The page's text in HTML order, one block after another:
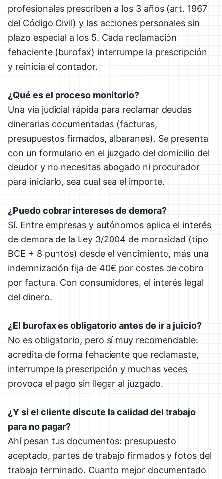
profesionales prescriben a los 3 años (art. 1967
del Código Civil) y las acciones personales sin
plazo especial a los 5. Cada reclamación
fehaciente (burofax) interrumpe la prescripción
y reinicia el contador.
¿Qué es el proceso monitorio?
Una vía judicial rápida para reclamar deudas
dinerarias documentadas (facturas,
presupuestos firmados, albaranes). Se presenta
con un formulario en el juzgado del domicilio del
deudor y no necesitas abogado ni procurador
para iniciarlo, sea cual sea el importe.
¿Puedo cobrar intereses de demora?
Sí. Entre empresas y autónomos aplica el interés
de demora de la Ley 3/2004 de morosidad (tipo
BCE + 8 puntos) desde el vencimiento, más una
indemnización fija de 40€ por costes de cobro
por factura. Con consumidores, el interés legal
del dinero.
¿El burofax es obligatorio antes de ir a juicio?
No es obligatorio, pero sí muy recomendable:
acredita de forma fehaciente que reclamaste,
interrumpe la prescripción y muchas veces
provoca el pago sin llegar al juzgado.
¿Y si el cliente discute la calidad del trabajo
para no pagar?
Ahí pesan tus documentos: presupuesto
aceptado, partes de trabajo firmados y fotos del
trabajo terminado. Cuanto mejor documentado